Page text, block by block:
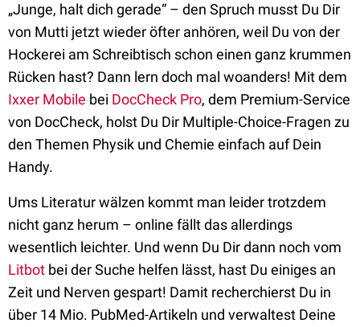
„Junge, halt dich gerade“ – den Spruch musst Du Dir
von Mutti jetzt wieder öfter anhören, weil Du von der
Hockerei am Schreibtisch schon einen ganz krummen
Rücken hast? Dann lern doch mal woanders! Mit dem
Ixxer Mobile bei DocCheck Pro, dem Premium-Service
von DocCheck, holst Du Dir Multiple-Choice-Fragen zu
den Themen Physik und Chemie einfach auf Dein
Handy.
Ums Literatur wälzen kommt man leider trotzdem
nicht ganz herum – online fällt das allerdings
wesentlich leichter. Und wenn Du Dir dann noch vom
Litbot bei der Suche helfen lässt, hast Du einiges an
Zeit und Nerven gespart! Damit recherchierst Du in
über 14 Mio. PubMed-Artikeln und verwaltest Deine